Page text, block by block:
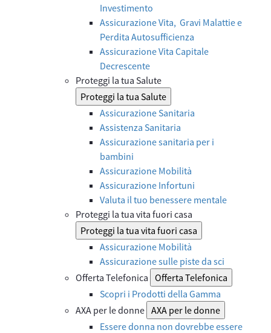
Investimento
Assicurazione Vita, Gravi Malattie e
Perdita Autosufficienza
Assicurazione Vita Capitale
Decrescente
Proteggi la tua Salute
Proteggi la tua Salute
Assicurazione Sanitaria
Assistenza Sanitaria
Assicurazione sanitaria per i
bambini
Assicurazione Mobilità
Assicurazione Infortuni
Valuta il tuo benessere mentale
Proteggi la tua vita fuori casa
Proteggi la tua vita fuori casa
Assicurazione Mobilità
Assicurazione sulle piste da sci
Offerta Telefonica Offerta Telefonica
Scopri i Prodotti della Gamma
AXA per le donne AXA per le donne
Essere donna non dovrebbe essere